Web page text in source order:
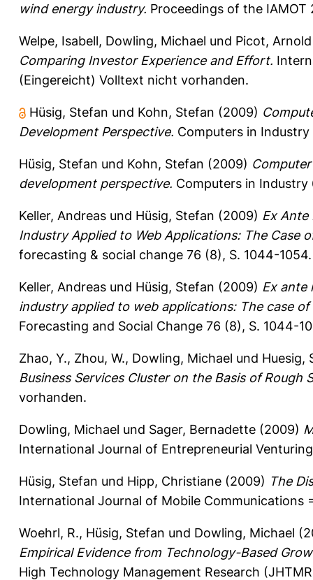
wind energy industry. Proceedings of the
Welpe, Isabell, Dowling, Michael und Picot, Arnold
Comparing Investor Experience and Effort.
(Eingereicht) Volltext nicht vorhanden.
Hüsig, Stefan und Kohn, Stefan (2009)
Development Perspective. Computers in
Hüsig, Stefan und Kohn, Stefan (2009)
development perspective. Computers in
Keller, Andreas und Hüsig, Stefan (2009) Ex
Industry Applied to Web Applications: The Case
forecasting & social change 76 (8), S. 1044-
Keller, Andreas und Hüsig, Stefan (2009) Ex ante
industry applied to web applications: The case
Forecasting and Social Change 76 (8), S. 1044-
Zhao, Y., Zhou, W., Dowling, Michael und Huesig,
Business Services Cluster on the Basis of Rough
vorhanden.
Dowling, Michael und Sager, Bernadette (2009)
International Journal of Entrepreneurial
Hüsig, Stefan und Hipp, Christiane (2009) The
International Journal of Mobile Communications
Woehrl, R., Hüsig, Stefan und Dowling, Michael
Empirical Evidence from Technology-Based
High Technology Management Research